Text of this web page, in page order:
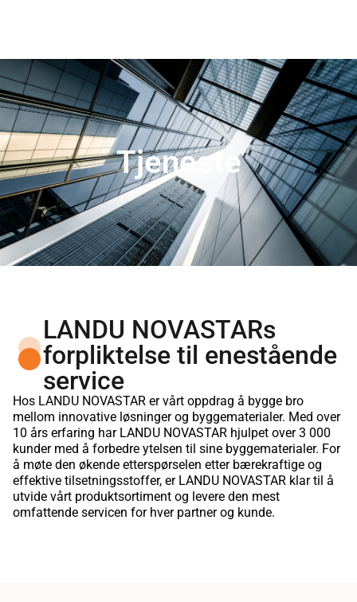
Tjeneste
LANDU NOVASTARs
forpliktelse til enestående
service
Hos LANDU NOVASTAR er vårt oppdrag å bygge bro
mellom innovative løsninger og byggematerialer. Med over
10 års erfaring har LANDU NOVASTAR hjulpet over 3 000
kunder med å forbedre ytelsen til sine byggematerialer. For
å møte den økende etterspørselen etter bærekraftige og
effektive tilsetningsstoffer, er LANDU NOVASTAR klar til å
utvide vårt produktsortiment og levere den mest
omfattende servicen for hver partner og kunde.